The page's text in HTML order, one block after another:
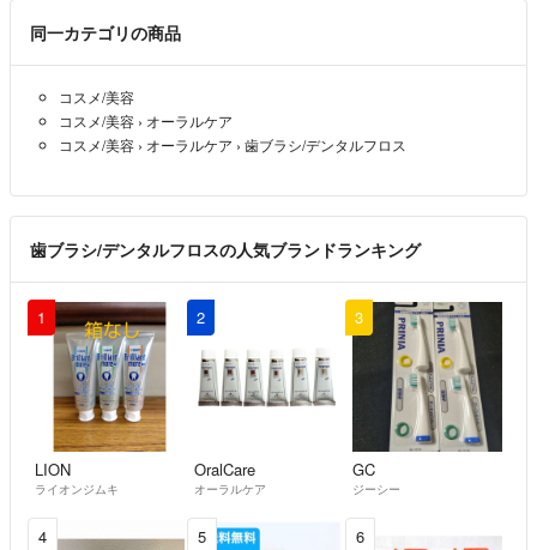
同一カテゴリの商品
コスメ/美容
コスメ/美容 › オーラルケア
コスメ/美容 › オーラルケア › 歯ブラシ/デンタルフロス
歯ブラシ/デンタルフロスの人気ブランドランキング
1
LION
ライオンジムキ
2
OralCare
オーラルケア
3
GC
ジーシー
4 5 6